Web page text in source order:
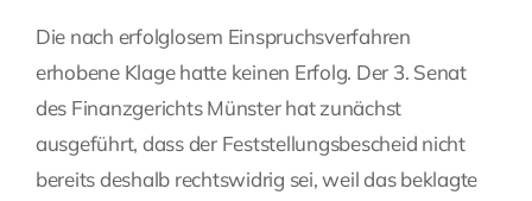
Die nach erfolglosem Einspruchsverfahren
erhobene Klage hatte keinen Erfolg. Der 3. Senat
des Finanzgerichts Münster hat zunächst
ausgeführt, dass der Feststellungsbescheid nicht
bereits deshalb rechtswidrig sei, weil das beklagte